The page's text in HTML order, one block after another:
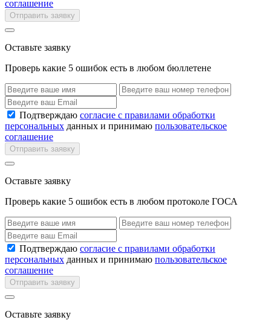
соглашение
Отправить заявку
Оставьте заявку
Проверь какие 5 ошибок есть в любом бюллетене
Подтверждаю согласие с правилами обработки
персональных данных и принимаю пользовательское
соглашение
Отправить заявку
Оставьте заявку
Проверь какие 5 ошибок есть в любом протоколе ГОСА
Подтверждаю согласие с правилами обработки
персональных данных и принимаю пользовательское
соглашение
Отправить заявку
Оставьте заявку